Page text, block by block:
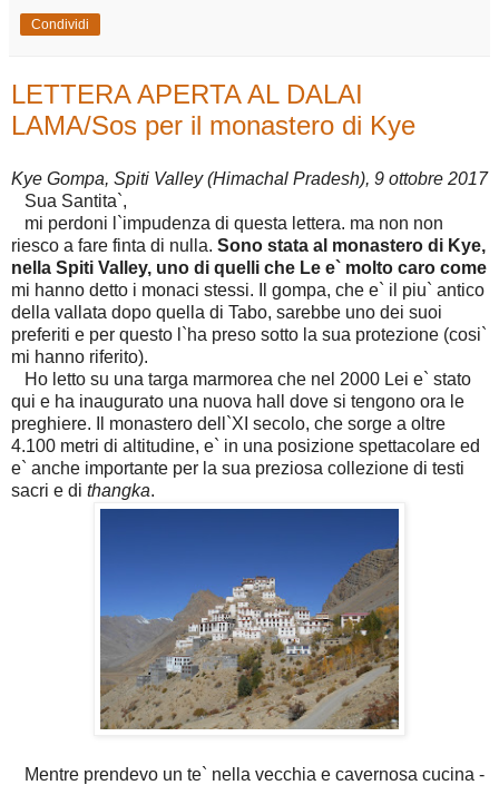
Condividi
LETTERA APERTA AL DALAI
LAMA/Sos per il monastero di Kye
Kye Gompa, Spiti Valley (Himachal Pradesh), 9 ottobre 2017
Sua Santita`,
mi perdoni l`impudenza di questa lettera. ma non non
riesco a fare finta di nulla. Sono stata al monastero di Kye,
nella Spiti Valley, uno di quelli che Le e` molto caro come
mi hanno detto i monaci stessi. Il gompa, che e` il piu` antico
della vallata dopo quella di Tabo, sarebbe uno dei suoi
preferiti e per questo l`ha preso sotto la sua protezione (cosi`
mi hanno riferito).
Ho letto su una targa marmorea che nel 2000 Lei e` stato
qui e ha inaugurato una nuova hall dove si tengono ora le
preghiere. Il monastero dell`XI secolo, che sorge a oltre
4.100 metri di altitudine, e` in una posizione spettacolare ed
e` anche importante per la sua preziosa collezione di testi
sacri e di thangka.
Mentre prendevo un te` nella vecchia e cavernosa cucina -